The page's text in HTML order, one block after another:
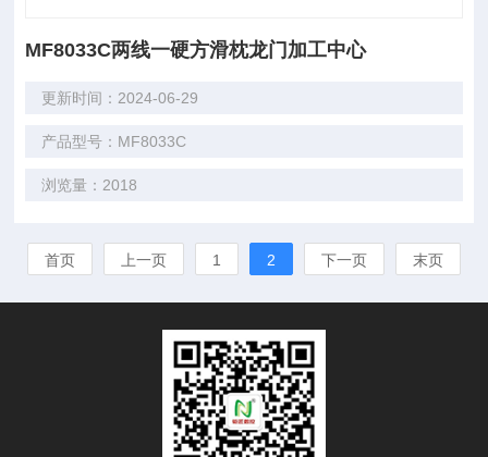
MF8033C两线一硬方滑枕龙门加工中心
更新时间：2024-06-29
产品型号：MF8033C
浏览量：2018
首页 上一页 1 2 下一页 末页